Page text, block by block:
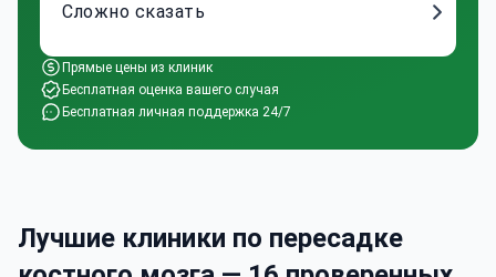
Сложно сказать
Прямые цены из клиник
Бесплатная оценка вашего случая
Бесплатная личная поддержка 24/7
Лучшие клиники по пересадке